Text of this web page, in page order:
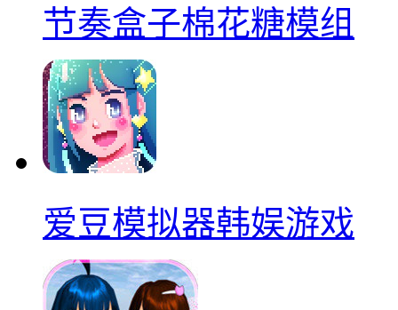
节奏盒子棉花糖模组
爱豆模拟器韩娱游戏